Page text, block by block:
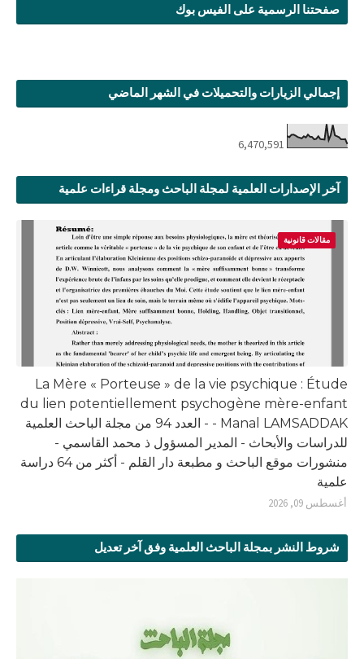
صفحتنا الرسمية على الفيس بوك
إجمالي الزيارات والتحميلات في الشهر الماضي
6,470,591
آخر الإصدارات العلمية لمجلة الباحث ومجلة قراءات علمية
مقالات قانونية
La Mère « Porteuse » de la vie psychique : Étude
du lien potentiellement psychogène mère-enfant
- Manal LAMSADDAK - العدد 94 من مجلة الباحث العلمية
للدراسات والأبحاث - المدير المسؤول ذ محمد القاسمي -
منشورات موقع الباحث و مطبعة دار القلم - أكثر من 64 دراسة
علمية
أغسطس 09, 2026
شروط النشر بمجلة الباحث العلمية وفق آخر تعديل